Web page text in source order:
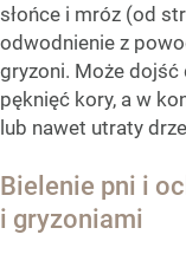
słońce i mróz (od
odwodnienie z
gryzoni. Może
pęknięć kory, a w
lub nawet utraty
Bielenie pni i
i gryzoniami